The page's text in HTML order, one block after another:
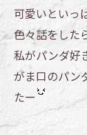
可愛いといっ
色々話をした
私がパンダ好
がま口のパン
たー